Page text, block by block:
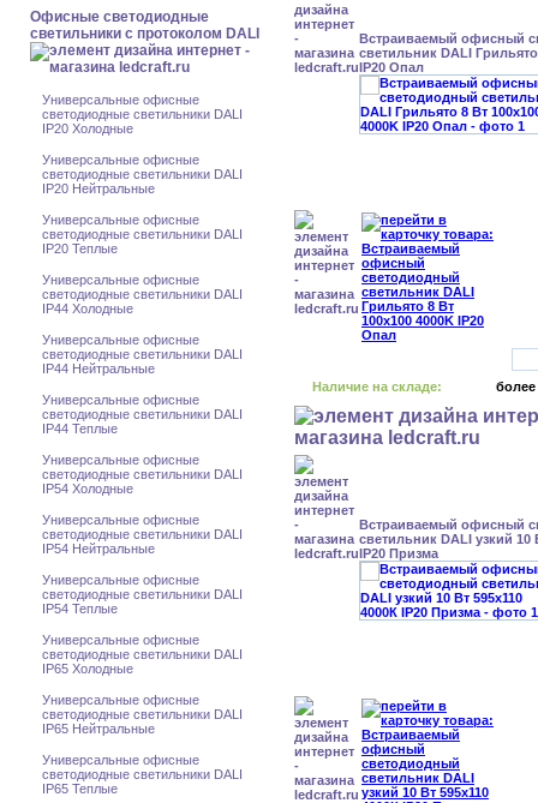
Офисные светодиодные
светильники с протоколом DALI
Универсальные офисные
светодиодные светильники DALI
IP20 Холодные
Универсальные офисные
светодиодные светильники DALI
IP20 Нейтральные
Универсальные офисные
светодиодные светильники DALI
IP20 Теплые
Универсальные офисные
светодиодные светильники DALI
IP44 Холодные
Универсальные офисные
светодиодные светильники DALI
IP44 Нейтральные
Универсальные офисные
светодиодные светильники DALI
IP44 Теплые
Универсальные офисные
светодиодные светильники DALI
IP54 Холодные
Универсальные офисные
светодиодные светильники DALI
IP54 Нейтральные
Универсальные офисные
светодиодные светильники DALI
IP54 Теплые
Универсальные офисные
светодиодные светильники DALI
IP65 Холодные
Универсальные офисные
светодиодные светильники DALI
IP65 Нейтральные
Универсальные офисные
светодиодные светильники DALI
IP65 Теплые
Встраиваемый офисный
светильник DALI
IP20 Опал
Наличие на складе: более
Встраиваемый офисный
светильник DALI узкий 10
IP20 Призма